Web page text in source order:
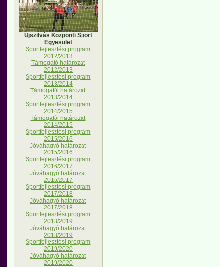
Újszilvás Központi Sport
Egyesület
Sportfejlesztési program
2012/2013
Támogató határozat
2012/2013
Sportfejlesztési program
2013/2014
Támogatói határozat
2013/2014
Sportfejlesztési program
2014/2015
Támogatói határozat
2014/2015
Sportfejlesztési program
2015/2016
Jóváhagyó határozat
2015/2016
Sportfejlesztési program
2016/2017
Jóváhagyó határozat
2016/2017
Sportfejlesztési program
2017/2018
Jóváhagyó határozat
2017/2018
Sportfejlesztési program
2018/2019
Jóváhagyó határozat
2018/2019
Sportfejlesztési program
2019/2020
Jóváhagyó határozat
2019/2020